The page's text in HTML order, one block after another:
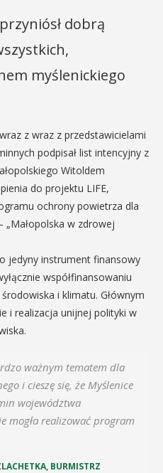
dobrą
myślenickiego
z wraz z przedstawicielami
podpisał list intencyjny z
Witoldem
do projektu LIFE,
ochrony powietrza dla
w zdrowej
jedyny instrument finansowy
współfinansowaniu
i klimatu. Głównym
i realizacja unijnej polityki w
ważnym tematem dla
i cieszę się, że Myślenice
województwa
mogła realizować program
BURMISTRZ